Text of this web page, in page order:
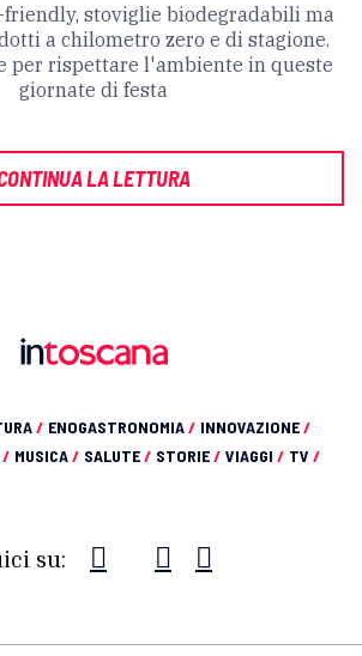
friendly, stoviglie biodegradabili ma
a chilometro zero e di stagione.
per rispettare l'ambiente in queste
giornate di festa
LA LETTURA
/ ENOGASTRONOMIA/ INNOVAZIONE/
/ MUSICA/ SALUTE/ STORIE/ VIAGGI / TV /
su: